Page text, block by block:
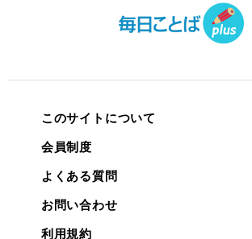
このサイトについて
会員制度
よくある質問
お問い合わせ
利用規約